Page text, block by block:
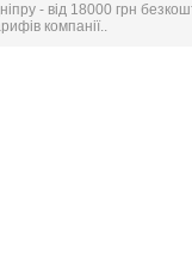
- від 18000 грн
компанії..